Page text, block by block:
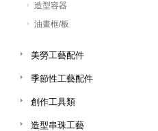
造型容器
油畫框/板
美勞工藝配件
季節性工藝配件
創作工具類
造型串珠工藝